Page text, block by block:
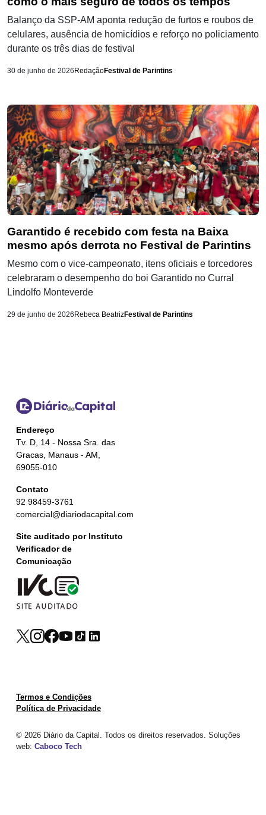
Balanço da SSP-AM aponta redução de furtos e roubos de
celulares, ausência de homicídios e reforço no policiamento
durante os três dias de festival
30 de junho de 2026 RedaçãoFestival de Parintins
Garantido é recebido com festa na Baixa
mesmo após derrota no Festival de Parintins
Mesmo com o vice-campeonato, itens oficiais e torcedores
celebraram o desempenho do boi Garantido no Curral
Lindolfo Monteverde
29 de junho de 2026 Rebeca BeatrizFestival de Parintins
Endereço
Tv. D, 14 - Nossa Sra. das
Gracas, Manaus - AM,
69055-010
Contato
92 98459-3761
comercial@diariodacapital.com
Site auditado por Instituto
Verificador de
Comunicação
© 2026 Diário da Capital. Todos os direitos reservados. Soluções
web: Caboco Tech
Termos e Condições
Política de Privacidade